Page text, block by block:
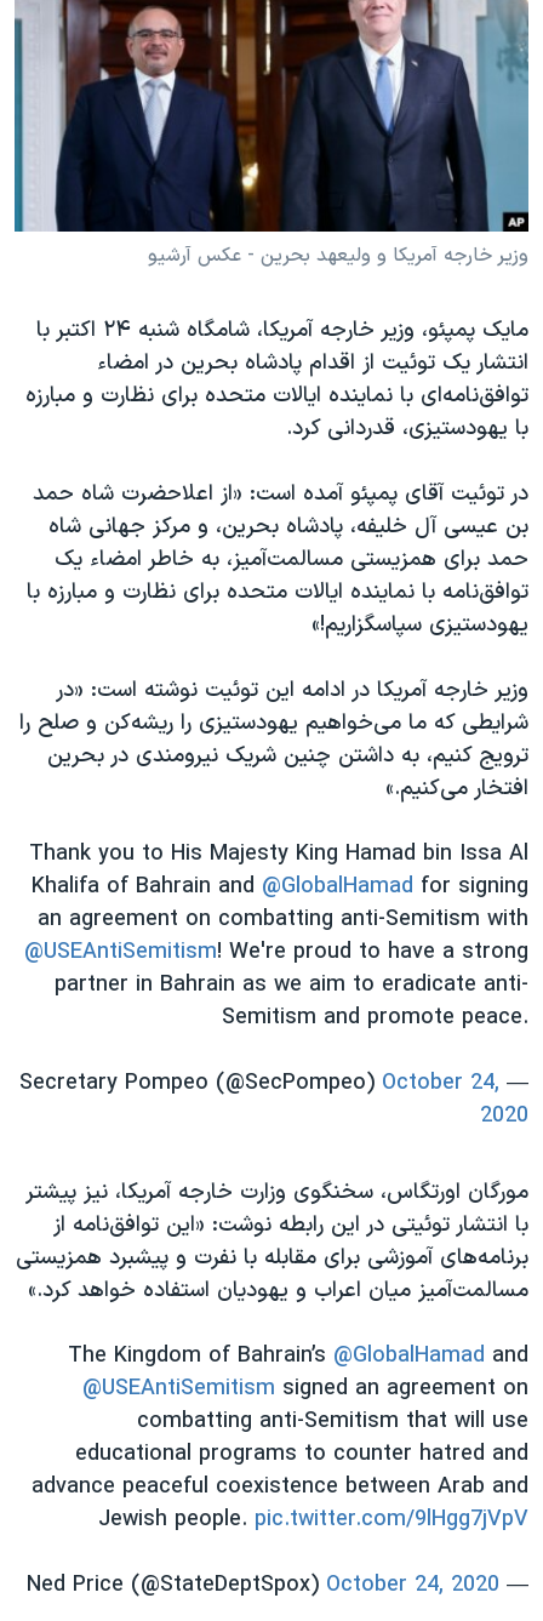
فرهنگ و زندگی
حقوق شهروندی
اقتصادی
علم و فناوری
اسرائیل در جنگ
مستندها
انتخابات ریاست جمهوری آمریکا ۲۰۲۴
حمله جمهوری اسلامی به اسرائیل
رمز مهسا
ورزش زنان در ایران
تریبونال مردمی آبان ۹۸
دادگاه حمید نوری
چهل سال گروگان‌گیری
اعتراضات مردمی آبان ۹۸
اسرائیل در جنگ
نرگس محمدی برنده جایزه نوبل صلح
همایش محافظه‌کاران آمریکا «سی‌پک»
صفحه‌های ویژه
سفر پرزیدنت ترامپ به چین
دنبال کنید
زبانهای مختلف
وزیر خارجه آمریکا و ولیعهد بحرین - عکس آرشیو
مایک پمپئو، وزیر خارجه آمریکا، شامگاه شنبه ۲۴ اکتبر با
انتشار یک توئیت از اقدام پادشاه بحرین در امضاء
توافق‌نامه‌ای با نماینده ایالات متحده برای نظارت و مبارزه
با یهودستیزی، قدردانی کرد.
در توئیت آقای پمپئو آمده است: «از اعلاحضرت شاه حمد
بن عیسی آل خلیفه، پادشاه بحرین، و مرکز جهانی شاه
حمد برای همزیستی مسالمت‌‌آمیز، به خاطر امضاء یک
توافق‌نامه با نماینده ایالات متحده برای نظارت و مبارزه با
یهودستیزی سپاسگزاریم!»
وزیر خارجه آمریکا در ادامه این توئیت نوشته است: «در
شرایطی که ما می‌خواهیم یهودستیزی را ریشه‌کن و صلح را
ترویج کنیم، به داشتن چنین شریک نیرومندی در بحرین
افتخار می‌کنیم.»
Thank you to His Majesty King Hamad bin Issa Al
Khalifa of Bahrain and @GlobalHamad for signing
an agreement on combatting anti-Semitism with
@USEAntiSemitism! We're proud to have a strong
partner in Bahrain as we aim to eradicate anti-
Semitism and promote peace.
— Secretary Pompeo (@SecPompeo)
October 24,
2020
مورگان اورتگاس، سخنگوی وزارت خارجه آمریکا، نیز پیشتر
با انتشار توئیتی در این رابطه نوشت:‌ «این توافق‌نامه از
برنامه‌های آموزشی برای مقابله با نفرت و پیشبرد همزیستی
مسالمت‌آمیز میان اعراب و یهودیان استفاده خواهد کرد.»
The Kingdom of Bahrain’s @GlobalHamad and
@USEAntiSemitism signed an agreement on
combatting anti-Semitism that will use
educational programs to counter hatred and
advance peaceful coexistence between Arab and
Jewish people. pic.twitter.com/9lHgg7jVpV
— Ned Price (@StateDeptSpox)
October 24, 2020